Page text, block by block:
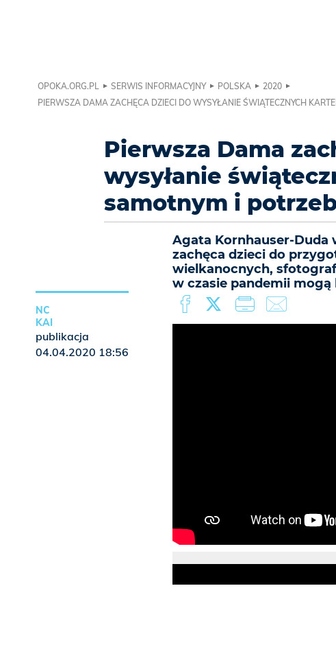
OPOKA.ORG.PL SERWIS INFORMACYJNY POLSKA
2020
PIERWSZA DAMA ZACHĘCA DZIECI DO WYSYŁANIE ŚWIĄTECZNYCH
Pierwsza Dama
wysyłanie
samotnym i
Agata Kornhauser-Duda
zachęca dzieci do
wielkanocnych,
w czasie pandemii
NC
KAI
publikacja
04.04.2020 18:56